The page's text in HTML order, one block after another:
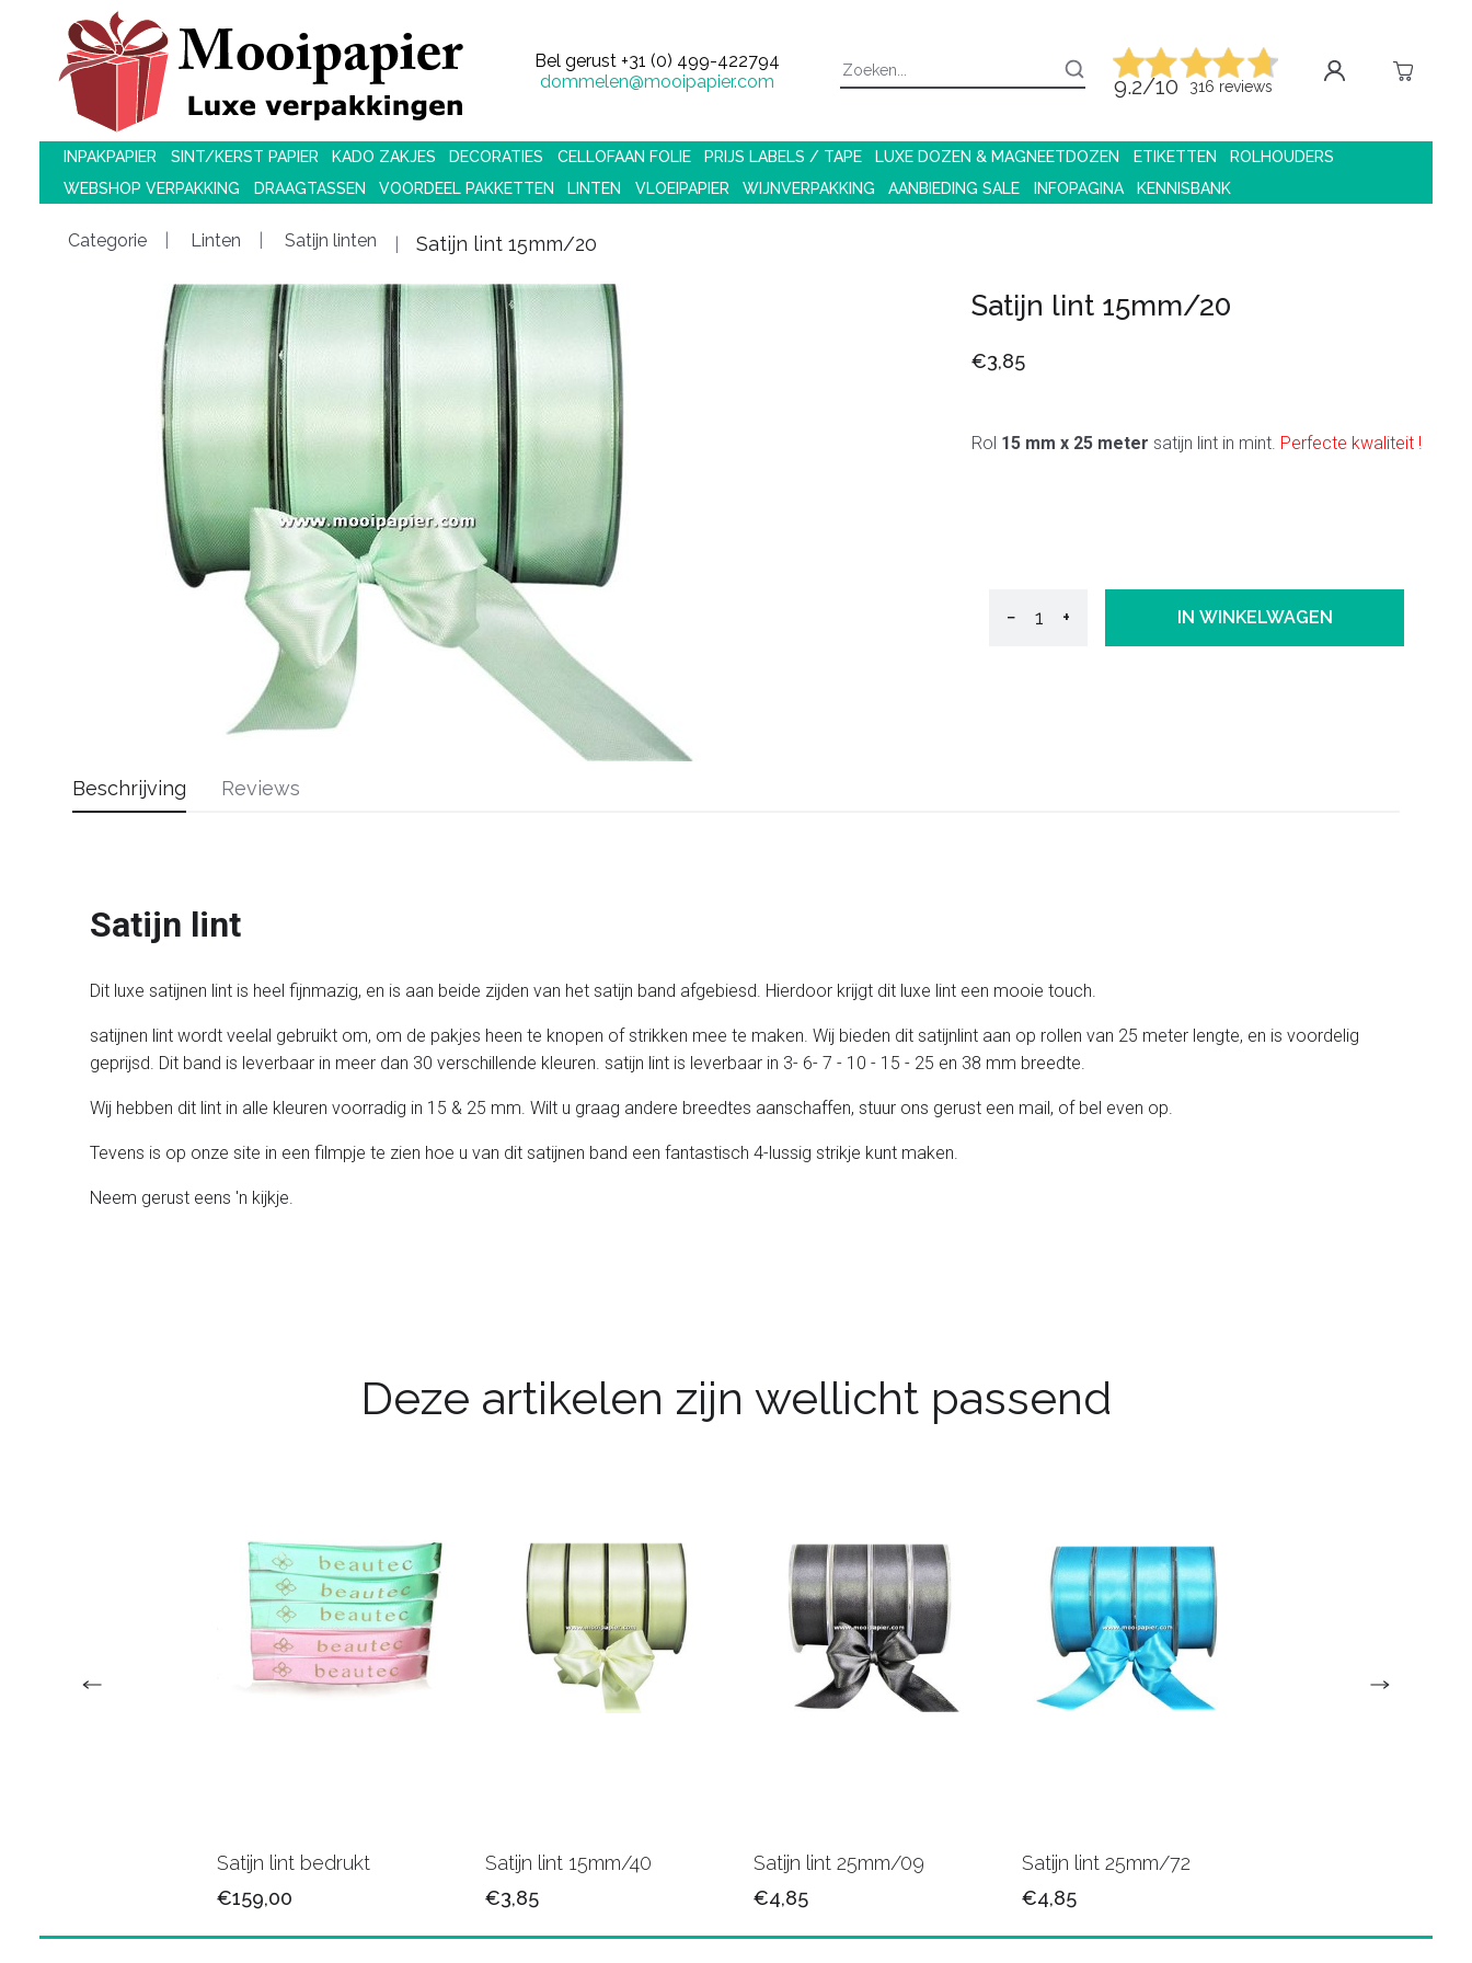
Bel gerust +31 (0) 499-422794
dommelen@mooipapier.com
9.2/10 316 reviews
INPAKPAPIER SINT/KERST PAPIER KADO ZAKJES DECORATIES CELLOFAAN FOLIE PRIJS LABELS / TAPE LUXE DOZEN & MAGNEETDOZEN ETIKETTEN
ROLHOUDERS
WEBSHOP VERPAKKING
DRAAGTASSEN VOORDEEL PAKKETTEN LINTEN VLOEIPAPIER WIJNVERPAKKING AANBIEDING SALE INFOPAGINA KENNISBANK
Categorie Linten Satijn linten Satijn lint 15mm/20
Satijn lint 15mm/20
€3,85
Rol 15 mm x 25 meter satijn lint in mint. Perfecte kwaliteit !
− + IN WINKELWAGEN
Beschrijving
Satijn lint
Dit luxe satijnen lint is heel fijnmazig, en is aan beide zijden van het satijn band afgebiesd. Hierdoor krijgt dit luxe lint een mooie touch.
satijnen lint wordt veelal gebruikt om, om de pakjes heen te knopen of strikken mee te maken. Wij bieden dit satijnlint aan op rollen van 25 meter lengte, en is voordelig
geprijsd. Dit band is leverbaar in meer dan 30 verschillende kleuren. satijn lint is leverbaar in 3- 6- 7 - 10 - 15 - 25 en 38 mm breedte.
Wij hebben dit lint in alle kleuren voorradig in 15 & 25 mm. Wilt u graag andere breedtes aanschaffen, stuur ons gerust een mail, of bel even op.
Tevens is op onze site in een filmpje te zien hoe u van dit satijnen band een fantastisch 4-lussig strikje kunt maken.
Neem gerust eens 'n kijkje.
Reviews
Deze artikelen zijn wellicht passend
Satijn lint bedrukt
€159,00
Satijn lint 15mm/40
€3,85
Satijn lint 25mm/09
€4,85
Satijn lint 25mm/72
€4,85